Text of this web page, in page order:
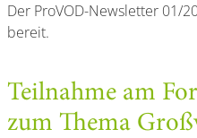
Der ProVOD-Newsletter 01/
bereit.
Teilnahme am
zum Thema